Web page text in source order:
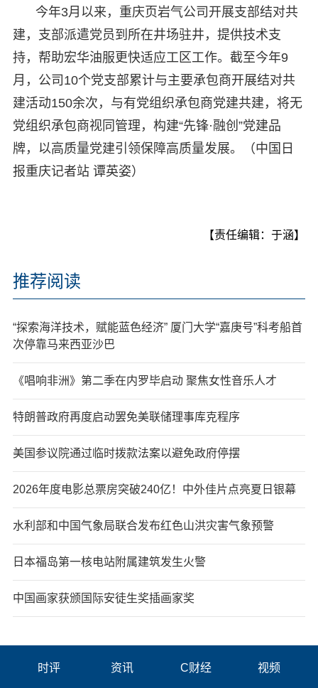
今年3月以来，重庆页岩气公司开展支部结对共
建，支部派遣党员到所在井场驻井，提供技术支
持，帮助宏华油服更快适应工区工作。截至今年9
月，公司10个党支部累计与主要承包商开展结对共
建活动150余次，与有党组织承包商党建共建，将无
党组织承包商视同管理，构建“先锋·融创”党建品
牌，以高质量党建引领保障高质量发展。（中国日
报重庆记者站 谭英姿）
【责任编辑：于涵】
推荐阅读
“探索海洋技术，赋能蓝色经济” 厦门大学“嘉庚号”科考船首
次停靠马来西亚沙巴
《唱响非洲》第二季在内罗毕启动 聚焦女性音乐人才
特朗普政府再度启动罢免美联储理事库克程序
美国参议院通过临时拨款法案以避免政府停摆
2026年度电影总票房突破240亿！中外佳片点亮夏日银幕
水利部和中国气象局联合发布红色山洪灾害气象预警
日本福岛第一核电站附属建筑发生火警
中国画家获颁国际安徒生奖插画家奖
时评 资讯 C财经 视频